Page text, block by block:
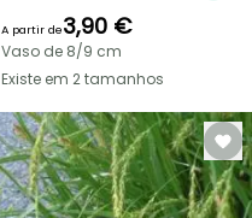
A partir de3,90 €
Vaso de 8/9 cm
Existe em 2 tamanhos